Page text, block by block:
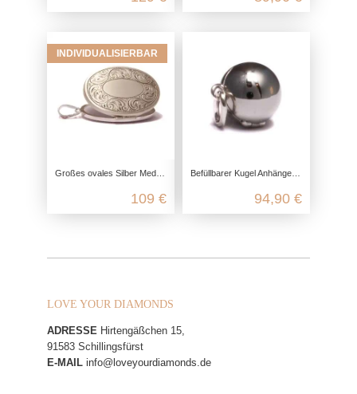
INDIVIDUALISIERBAR
Großes ovales Silber Medaillon aus 925 Sterling Silber
109 €
Befüllbarer Kugel Anhänger aus 925 Sterling Silber
94,90 €
LOVE YOUR DIAMONDS
ADRESSE Hirtengäßchen 15,
91583 Schillingsfürst
E-MAIL info@loveyourdiamonds.de